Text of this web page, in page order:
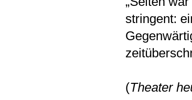
stringent:
(Theater